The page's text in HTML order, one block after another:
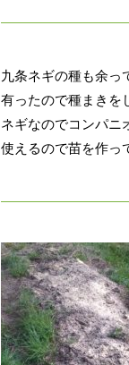
九条ネギの種も余っ
有ったので種まきを
ネギなのでコンパニ
使えるので苗を作っ